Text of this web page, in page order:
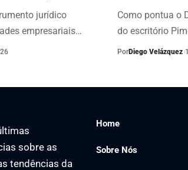
jurídico
empresariais…
Como pontua o
do escritório
PorDiego Velázquez
sobre as
tendências da
Home
Sobre Nós